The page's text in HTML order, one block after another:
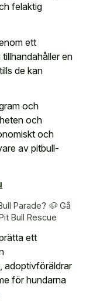
felaktig
ett
en
de kan
och
och
och
av pitbull-
Parade? 🐶 Gå
Bull Rescue
ett
adoptivföräldrar
för hundarna